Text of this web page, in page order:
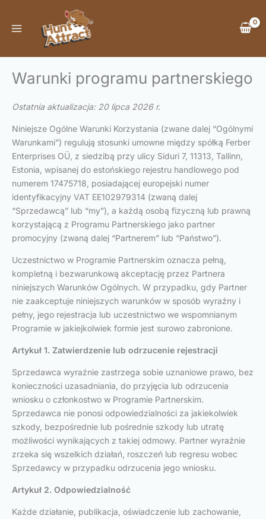
treści
Warunki programu partnerskiego
Ostatnia aktualizacja: 20 lipca 2026 r.
Niniejsze Ogólne Warunki Korzystania (zwane dalej “Ogólnymi
Warunkami”) regulują stosunki umowne między spółką Ferber
Enterprises OÜ, z siedzibą przy ulicy Siduri 7, 11313, Tallinn,
Estonia, wpisanej do estońskiego rejestru handlowego pod
numerem 17475718, posiadającej europejski numer
identyfikacyjny VAT EE102979314 (zwaną dalej
“Sprzedawcą” lub “my”), a każdą osobą fizyczną lub prawną
korzystającą z Programu Partnerskiego jako partner
promocyjny (zwaną dalej “Partnerem” lub “Państwo”).
Uczestnictwo w Programie Partnerskim oznacza pełną,
kompletną i bezwarunkową akceptację przez Partnera
niniejszych Warunków Ogólnych. W przypadku, gdy Partner
nie zaakceptuje niniejszych warunków w sposób wyraźny i
pełny, jego rejestracja lub uczestnictwo we wspomnianym
Programie w jakiejkolwiek formie jest surowo zabronione.
Artykuł 1. Zatwierdzenie lub odrzucenie rejestracji
Sprzedawca wyraźnie zastrzega sobie uznaniowe prawo, bez
konieczności uzasadniania, do przyjęcia lub odrzucenia
wniosku o członkostwo w Programie Partnerskim.
Sprzedawca nie ponosi odpowiedzialności za jakiekolwiek
szkody, bezpośrednie lub pośrednie szkody lub utratę
możliwości wynikających z takiej odmowy. Partner wyraźnie
zrzeka się wszelkich działań, roszczeń lub regresu wobec
Sprzedawcy w przypadku odrzucenia jego wniosku.
Artykuł 2. Odpowiedzialność
Każde działanie, publikacja, oświadczenie lub zachowanie,